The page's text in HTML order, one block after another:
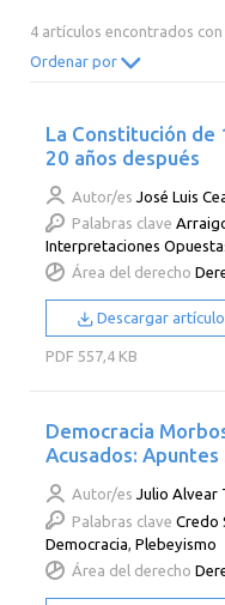
4 artículos encontrados
Ordenar por
La Constitución
20 años después
Autor/es José Luis
Palabras clave
Interpretaciones
Área del derecho
Descargar artículo
PDF 557,4 KB
Democracia
Acusados:
Autor/es Julio Alvear
Palabras clave Credo
Democracia ,Plebeyismo
Área del derecho